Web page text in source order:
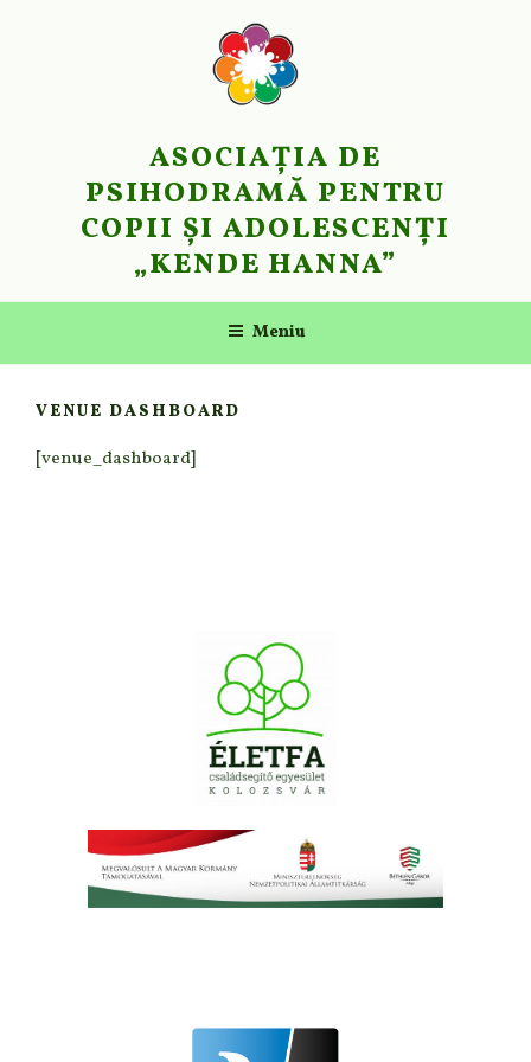
ASOCIAŢIA DE
PSIHODRAMĂ PENTRU
COPII ŞI ADOLESCENȚI
„KENDE HANNA”
Meniu
VENUE DASHBOARD
[venue_dashboard]